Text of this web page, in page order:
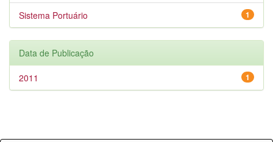
1
Sistema Portuário
Data de Publicação
1
2011